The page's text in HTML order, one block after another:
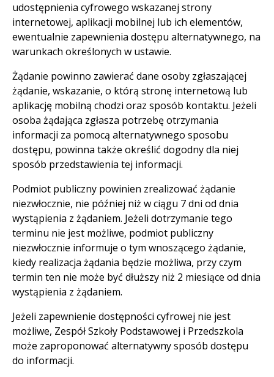
udostępnienia cyfrowego wskazanej strony
internetowej, aplikacji mobilnej lub ich elementów,
ewentualnie zapewnienia dostępu alternatywnego, na
warunkach określonych w ustawie.
Żądanie powinno zawierać dane osoby zgłaszającej
żądanie, wskazanie, o którą stronę internetową lub
aplikację mobilną chodzi oraz sposób kontaktu. Jeżeli
osoba żądająca zgłasza potrzebę otrzymania
informacji za pomocą alternatywnego sposobu
dostępu, powinna także określić dogodny dla niej
sposób przedstawienia tej informacji.
Podmiot publiczny powinien zrealizować żądanie
niezwłocznie, nie później niż w ciągu 7 dni od dnia
wystąpienia z żądaniem. Jeżeli dotrzymanie tego
terminu nie jest możliwe, podmiot publiczny
niezwłocznie informuje o tym wnoszącego żądanie,
kiedy realizacja żądania będzie możliwa, przy czym
termin ten nie może być dłuższy niż 2 miesiące od dnia
wystąpienia z żądaniem.
Jeżeli zapewnienie dostępności cyfrowej nie jest
możliwe, Zespół Szkoły Podstawowej i Przedszkola
może zaproponować alternatywny sposób dostępu
do informacji.